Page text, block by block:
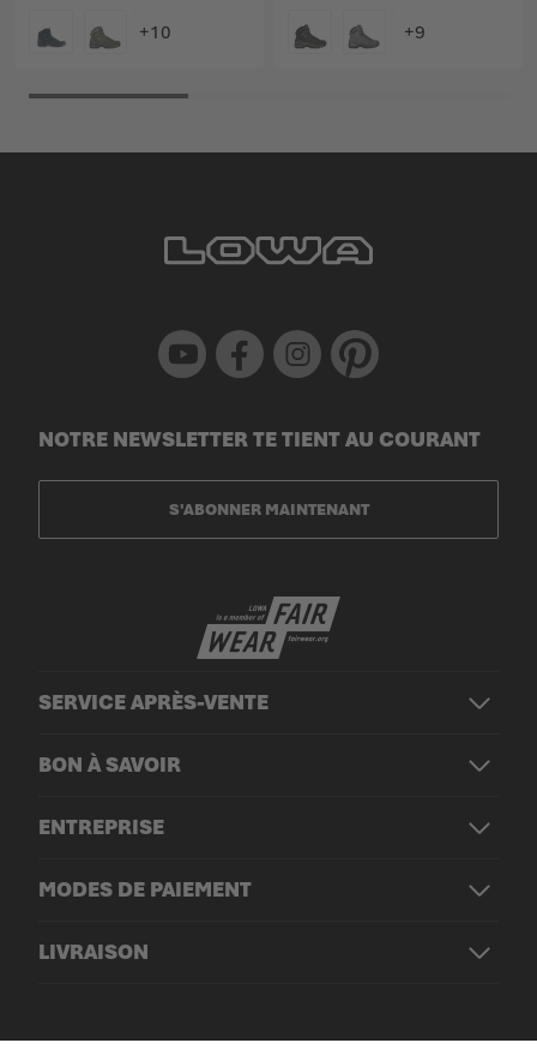
Youtube Facebook Instagram Pinterest
SERVICE APRÈS-VENTE
BON À SAVOIR
ENTREPRISE
MODES DE PAIEMENT
LIVRAISON
NOTRE NEWSLETTER TE TIENT AU COURANT
S'ABONNER MAINTENANT